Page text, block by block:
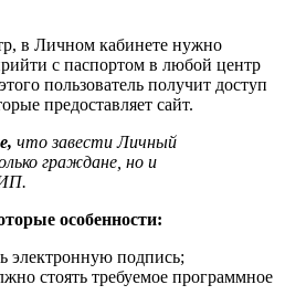
в Личном кабинете нужно
с паспортом в любой центр
пользователь получит доступ
предоставляет сайт.
что завести Личный
граждане, но и
особенности:
электронную подпись;
стоять требуемое программное